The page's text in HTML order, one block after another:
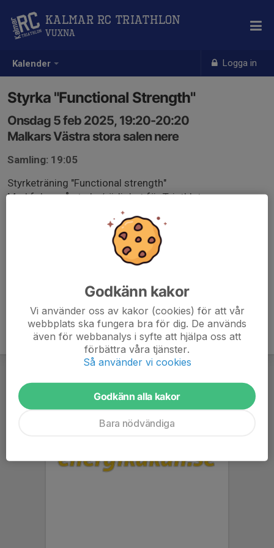
Kalender Logga in
Kalmar RC Triathlon
Vuxna
Styrka "Functional Strength"
Onsdag 5 feb 2025, 19:20-20:20
Malkars Västra stora salen nere
Samling: 19:05
Styrketräning "Functional strength"
Med fokus på styrka/rörlighet för Triathleter
Ledare: Jörgen Ohlsson från Kalmar RC
Godkänn kakor
Vi använder oss av kakor (cookies) för att vår
webbplats ska fungera bra för dig. De används
även för webbanalys i syfte att hjälpa oss att
förbättra våra tjänster.
Så använder vi cookies
Godkänn alla kakor
Bara nödvändiga